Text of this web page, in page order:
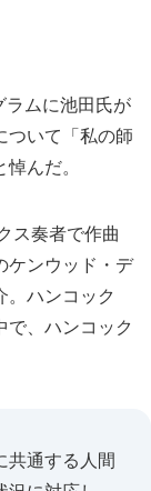
ラムに池田氏が
ついて「私の師
んだ。
ス奏者で作曲
ケンウッド・デ
。ハンコック
で、ハンコック
共通する人間